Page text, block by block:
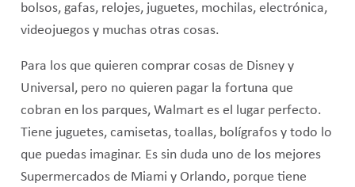
bolsos, gafas, relojes, juguetes, mochilas, electrónica,
videojuegos y muchas otras cosas.
Para los que quieren comprar cosas de Disney y
Universal, pero no quieren pagar la fortuna que
cobran en los parques, Walmart es el lugar perfecto.
Tiene juguetes, camisetas, toallas, bolígrafos y todo lo
que puedas imaginar. Es sin duda uno de los mejores
Supermercados de Miami y Orlando, porque tiene